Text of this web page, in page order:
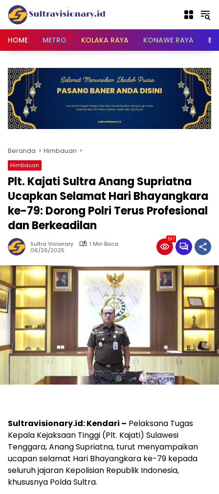
Langsung
konten
HOME
METRO KOLAKA RAYA KONAWE RAYA
Beranda Himbauan
Himbauan
Plt. Kajati Sultra Anang Supriatna
Ucapkan Selamat Hari Bhayangkara
ke-79: Dorong Polri Terus Profesional
dan Berkeadilan
Sultra Visionary
1 Min Baca
06/26/2025
517
Sultravisionary.id: Kendari – Pelaksana Tugas
Kepala Kejaksaan Tinggi (Plt. Kajati) Sulawesi
Tenggara, Anang Supriatna, turut menyampaikan
ucapan selamat Hari Bhayangkara ke-79 kepada
seluruh jajaran Kepolisian Republik Indonesia,
khususnya Polda Sultra.